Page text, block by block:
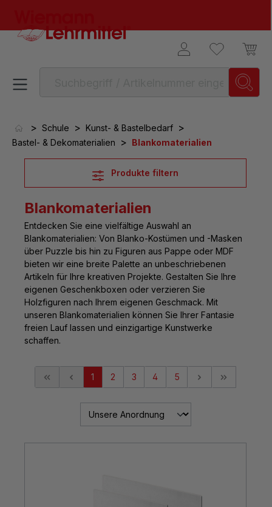
> Schule > Kunst- & Bastelbedarf >
Bastel- & Dekomaterialien > Blankomaterialien
Produkte filtern
Blankomaterialien
Entdecken Sie eine vielfältige Auswahl an
Blankomaterialien: Von Blanko-Kostümen und -Masken
über Puzzle bis hin zu Figuren aus Pappe oder MDF
bieten wir eine breite Palette an unbeschriebenen
Artikeln für Ihre kreativen Projekte. Gestalten Sie Ihre
eigenen Geschenkboxen oder verzieren Sie
Holzfiguren nach Ihrem eigenen Geschmack. Mit
unseren Blankomaterialien können Sie Ihrer Fantasie
freien Lauf lassen und einzigartige Kunstwerke
schaffen.
1 2 3 4 5